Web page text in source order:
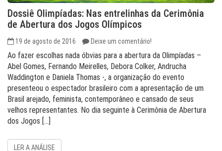
Dossiê Olimpíadas: Nas entrelinhas da Cerimônia
de Abertura dos Jogos Olímpicos
19 de agosto de 2016 Deixe um comentário!
Ao fazer escolhas nada óbvias para a abertura da Olimpíadas –
Abel Gomes, Fernando Meirelles, Debora Colker, Andrucha
Waddington e Daniela Thomas -, a organização do evento
presenteou o espectador brasileiro com a apresentação de um
Brasil arejado, feminista, contemporâneo e cansado de seus
velhos representantes. No dia seguinte à Cerimônia de Abertura
dos Jogos […]
LER A ANÁLISE